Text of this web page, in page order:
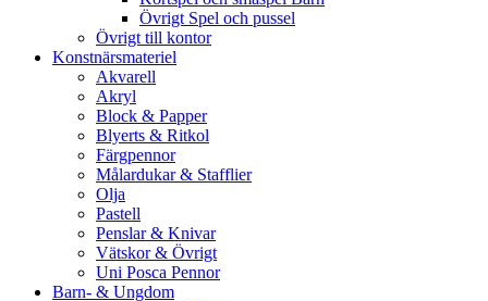
Övrigt Spel och pussel
Övrigt till kontor
Konstnärsmateriel
Akvarell
Akryl
Block & Papper
Blyerts & Ritkol
Färgpennor
Målardukar & Stafflier
Olja
Pastell
Penslar & Knivar
Vätskor & Övrigt
Uni Posca Pennor
Barn- & Ungdom